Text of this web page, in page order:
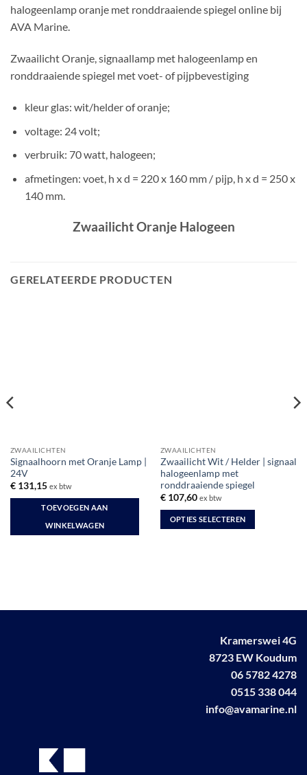
halogeenlamp oranje met ronddraaiende spiegel online bij
AVA Marine.
Zwaailicht Oranje, signaallamp met halogeenlamp en
ronddraaiende spiegel met voet- of pijpbevestiging
kleur glas: wit/helder of oranje;
voltage: 24 volt;
verbruik: 70 watt, halogeen;
afmetingen: voet, h x d = 220 x 160 mm / pijp, h x d = 250 x
140 mm.
Zwaailicht Oranje Halogeen
GERELATEERDE PRODUCTEN
ZWAAILICHTEN
Signaalhoorn met Oranje Lamp |
24V
€131,15 ex btw
TOEVOEGEN AAN
WINKELWAGEN
ZWAAILICHTEN
Zwaailicht Wit / Helder | signaal
halogeenlamp met
ronddraaiende spiegel
€107,60 ex btw
OPTIES SELECTEREN
productpagina
Kramerswei 4G
8723 EW Koudum
06 5782 4278
0515 338 044
info@avamarine.nl